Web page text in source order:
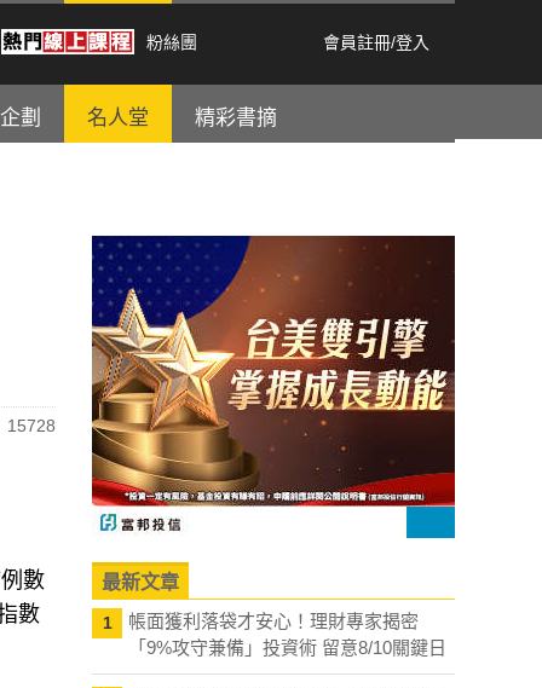
粉絲團 會員註冊/登入
劃 名人堂 精彩書摘
15728
數
數
最新文章
1
帳面獲利落袋才安心！理財專家揭密
「9%攻守兼備」投資術 留意8/10關鍵日